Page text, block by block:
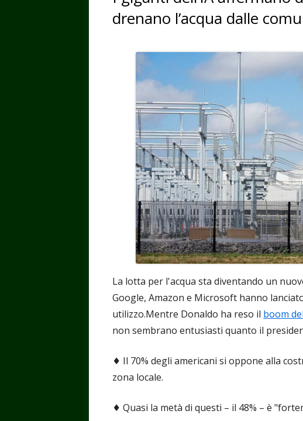
drenano l’acqua dalle
La lotta per l'acqua sta diventando un
Google, Amazon e Microsoft hanno
utilizzo.Mentre Donaldo ha reso il boom
non sembrano entusiasti quanto il
♦️ Il 70% degli americani si oppone alla
zona locale.
♦️ Quasi la metà di questi – il 48% – è